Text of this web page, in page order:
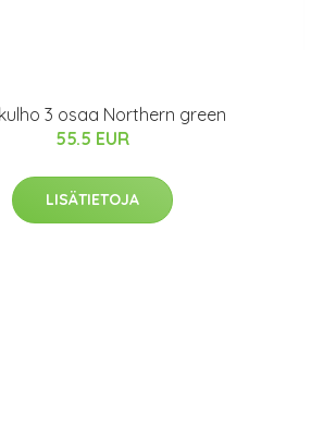
3 osaa Northern green
55.5 EUR
LISÄTIETOJA